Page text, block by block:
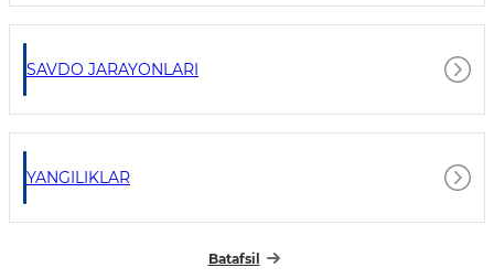
SAVDO JARAYONLARI
YANGILIKLAR
Batafsil